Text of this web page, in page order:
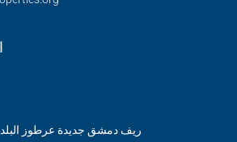
ريف دمشق جديدة عرطوز البلد